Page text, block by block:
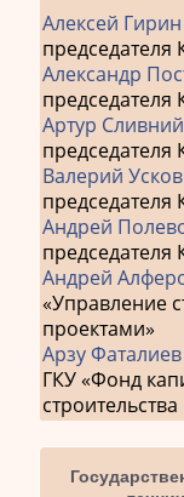
Алексей Гирин
председателя
Александр
председателя
Артур Сливний
председателя
Валерий Усков
председателя
Андрей
председателя
Андрей
«Управление
проектами»
Арзу Фаталиев
ГКУ «Фонд